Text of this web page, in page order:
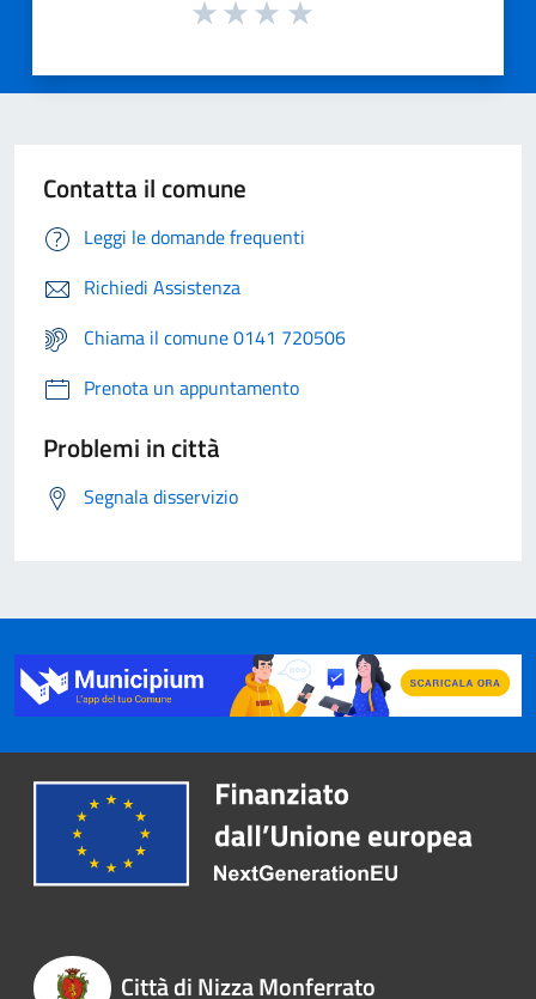
Contatta il comune
Leggi le domande frequenti
Richiedi Assistenza
Chiama il comune 0141 720506
Prenota un appuntamento
Problemi in città
Segnala disservizio
Città di Nizza Monferrato